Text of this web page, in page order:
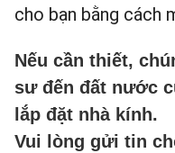
cho bạn bằng cách
Nếu cần thiết,
sư đến đất nước
lắp đặt nhà kính.
Vui lòng gửi tin